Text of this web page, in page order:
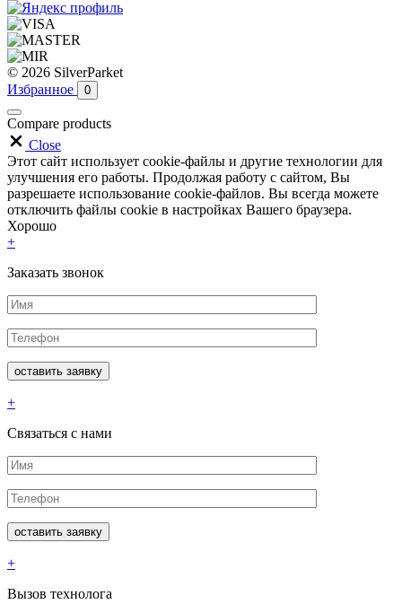
© 2026 SilverParket
Избранное
0
Compare products
Close
Этот сайт использует cookie-файлы и другие технологии для
улучшения его работы. Продолжая работу с сайтом, Вы
разрешаете использование cookie-файлов. Вы всегда можете
отключить файлы cookie в настройках Вашего браузера.
Хорошо
+
Заказать звонок
+
Связаться с нами
+
Вызов технолога